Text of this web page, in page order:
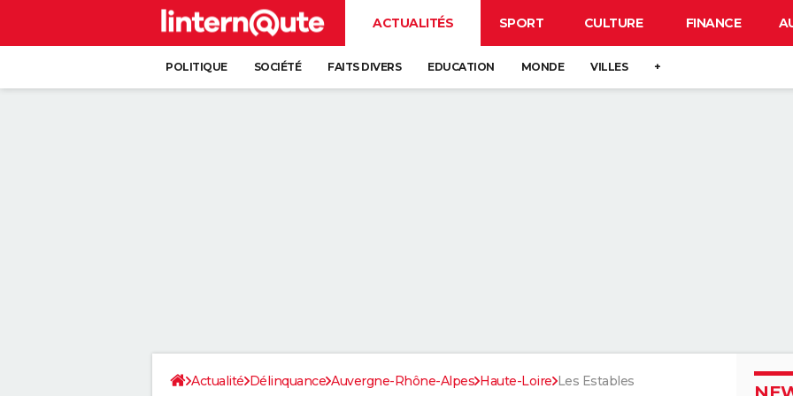
ACTUALITÉS SPORT CULTURE FINANCE
POLITIQUE SOCIÉTÉ FAITS DIVERS EDUCATION MONDE VILLES +
Actualité Délinquance Auvergne-Rhône-Alpes Haute-Loire Les Estables